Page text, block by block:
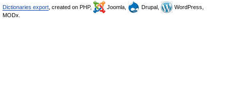
Dictionaries export , created on PHP, Joomla, Drupal,
WordPress,
MODx.